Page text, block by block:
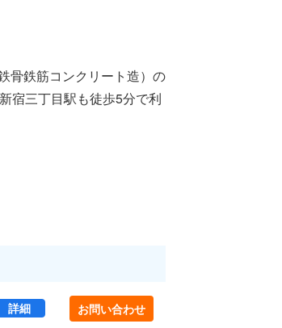
骨鉄筋コンクリート造）の
宿三丁目駅も徒歩5分で利
詳細@WORK SHINJUKUGYOEN 4 (241.49㎡) ｜新
お問い合わせ